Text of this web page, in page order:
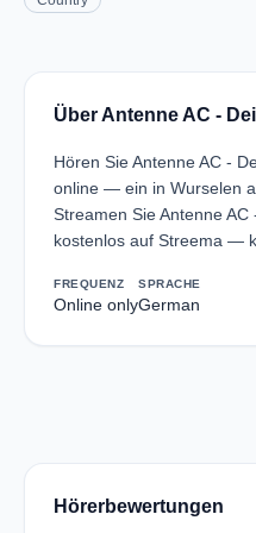
Über Antenne AC -
Hören Sie Antenne AC -
online — ein in Wurselen
Streamen Sie Antenne
kostenlos auf Streema —
FREQUENZ
Online only
SPRACHE
German
Hörerbewertungen